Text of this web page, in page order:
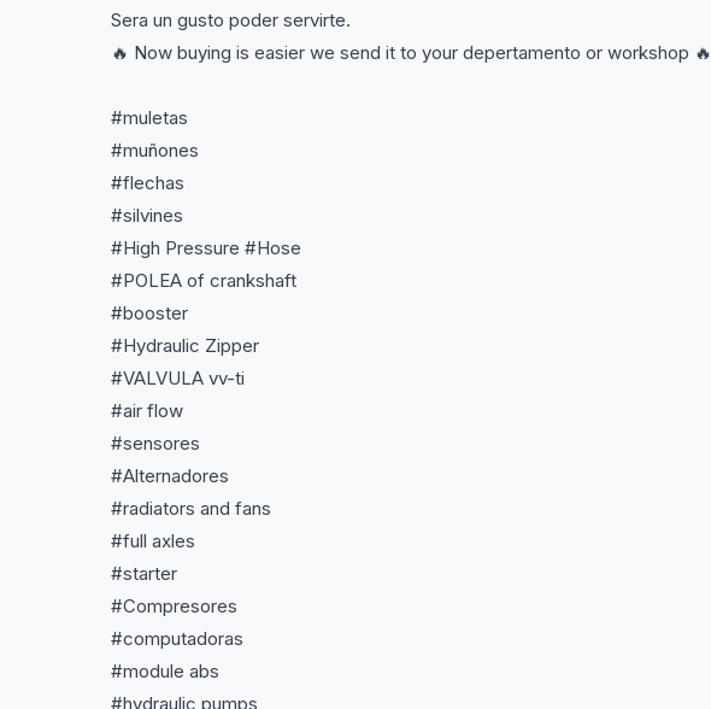
Sera un gusto poder servirte.
🔥 Now buying is easier we send it to your depertamento or workshop 🔥
#muletas
#muñones
#flechas
#silvines
#High Pressure #Hose
#POLEA of crankshaft
#booster
#Hydraulic Zipper
#VALVULA vv-ti
#air flow
#sensores
#Alternadores
#radiators and fans
#full axles
#starter
#Compresores
#computadoras
#module abs
#hydraulic pumps